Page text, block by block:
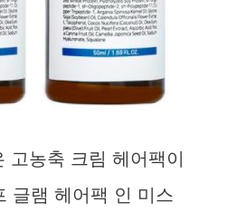
고농축 크림 헤어팩이
글램 헤어팩 인 미스